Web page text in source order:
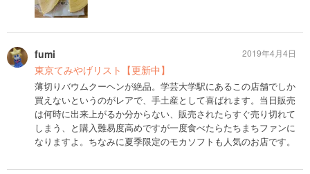
fumi
東京てみやげリスト【更新中】
薄切りバウムクーヘンが絶品。学芸大学駅にあるこの店舗でしか
買えないというのがレアで、手土産として喜ばれます。当日販売
は何時に出来上がるか分からない、販売されたらすぐ売り切れて
しまう、と購入難易度高めですが一度食べたらたちまちファンに
なりますよ。ちなみに夏季限定のモカソフトも人気のお店です。
2019年4月4日